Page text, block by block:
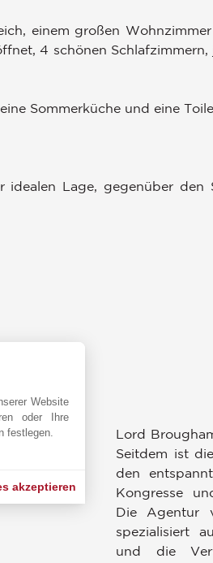
einem großen
4 schönen
Sommerküche und eine
idealen Lage, gegenüber
Lord
Seitdem ist
den
Kongresse
Die Agentur
spezialisiert
und die
Website
oder Ihre
festlegen.
akzeptieren
Ihre Optionen an
individuell